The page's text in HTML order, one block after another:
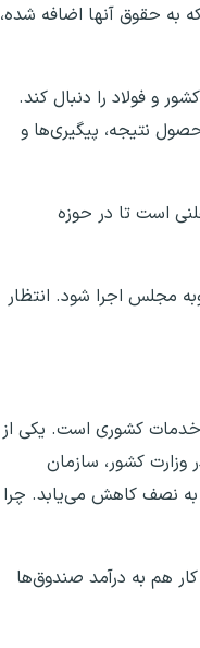
به حقوق آنها اضافه شده،
و فولاد را دنبال کند.
نتیجه، پیگیری‌ها و
است تا در حوزه
مجلس اجرا شود. انتظار
شورای اسلامی گفت: نکته بعدی اصلاح ماده ۱۰۶ قانون مدیریت خدمات کشوری است. یکی از
کشور، سازمان
به نصف کاهش می‌یابد. چرا
این کار هم به درآمد صندوق‌ها